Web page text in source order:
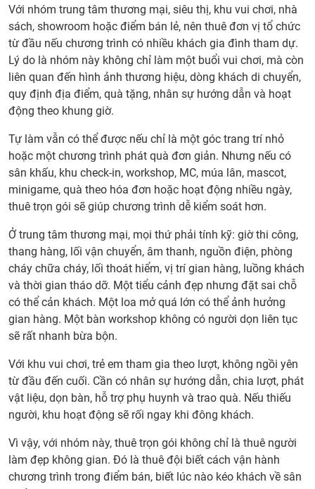
phù
hợp
với
ngân
sách
12.
đơn
chức
Thu
để
phát
Liên
hệ
chức
Với nhóm trung tâm thương mại, siêu thị, khu vui chơi, nhà
sách, showroom hoặc điểm bán lẻ, nên thuê đơn vị tổ chức
từ đầu nếu chương trình có nhiều khách gia đình tham dự.
Lý do là nhóm này không chỉ làm một buổi vui chơi, mà còn
liên quan đến hình ảnh thương hiệu, dòng khách di chuyển,
quy định địa điểm, quà tặng, nhân sự hướng dẫn và hoạt
động theo khung giờ.
Tự làm vẫn có thể được nếu chỉ là một góc trang trí nhỏ
hoặc một chương trình phát quà đơn giản. Nhưng nếu có
sân khấu, khu check-in, workshop, MC, múa lân, mascot,
minigame, quà theo hóa đơn hoặc hoạt động nhiều ngày,
thuê trọn gói sẽ giúp chương trình dễ kiểm soát hơn.
Ở trung tâm thương mại, mọi thứ phải tính kỹ: giờ thi công,
thang hàng, lối vận chuyển, âm thanh, nguồn điện, phòng
cháy chữa cháy, lối thoát hiểm, vị trí gian hàng, luồng khách
và thời gian tháo dỡ. Một tiểu cảnh đẹp nhưng đặt sai chỗ
có thể cản khách. Một loa mở quá lớn có thể ảnh hưởng
gian hàng. Một bàn workshop không có người dọn liên tục
sẽ rất nhanh bừa bộn.
Với khu vui chơi, trẻ em tham gia theo lượt, không ngồi yên
từ đầu đến cuối. Cần có nhân sự hướng dẫn, chia lượt, phát
vật liệu, dọn bàn, hỗ trợ phụ huynh và trao quà. Nếu thiếu
người, khu hoạt động sẽ rối ngay khi đông khách.
Vì vậy, với nhóm này, thuê trọn gói không chỉ là thuê người
làm đẹp không gian. Đó là thuê đội biết cách vận hành
chương trình trong điểm bán, biết lúc nào kéo khách về sân